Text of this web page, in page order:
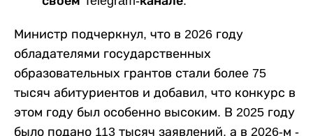
Министр подчеркнул, что в 2026 году
обладателями государственных
образовательных грантов стали более 75
тысяч абитуриентов и добавил, что конкурс в
этом году был особенно высоким. В 2025 году
было подано 113 тысяч заявлений, а в 2026-м -